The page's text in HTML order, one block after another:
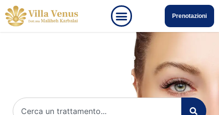
Prenotazioni
Corpo
Corpo